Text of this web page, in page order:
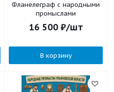
Фланелеграф с народными
промыслами
16 500₽/шт
В корзину